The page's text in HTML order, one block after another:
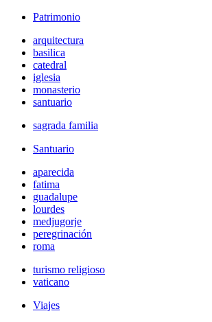
Patrimonio
arquitectura
basilica
catedral
iglesia
monasterio
santuario
sagrada familia
Santuario
aparecida
fatima
guadalupe
lourdes
medjugorje
peregrinación
roma
turismo religioso
vaticano
Viajes